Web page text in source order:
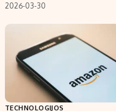
2026-03-30
TECHNOLOGIJOS